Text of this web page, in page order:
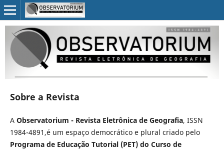
Sobre a Revista
A Observatorium - Revista Eletrônica de Geografia, ISSN
1984-4891,é um espaço democrático e plural criado pelo
Programa de Educação Tutorial (PET) do Curso de